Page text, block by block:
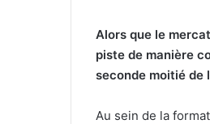
Alors que le
piste de manière
seconde moitié de
Au sein de la